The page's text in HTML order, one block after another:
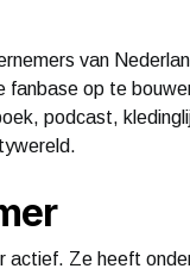
van
fanbase op te
podcast,
actief. Ze heeft